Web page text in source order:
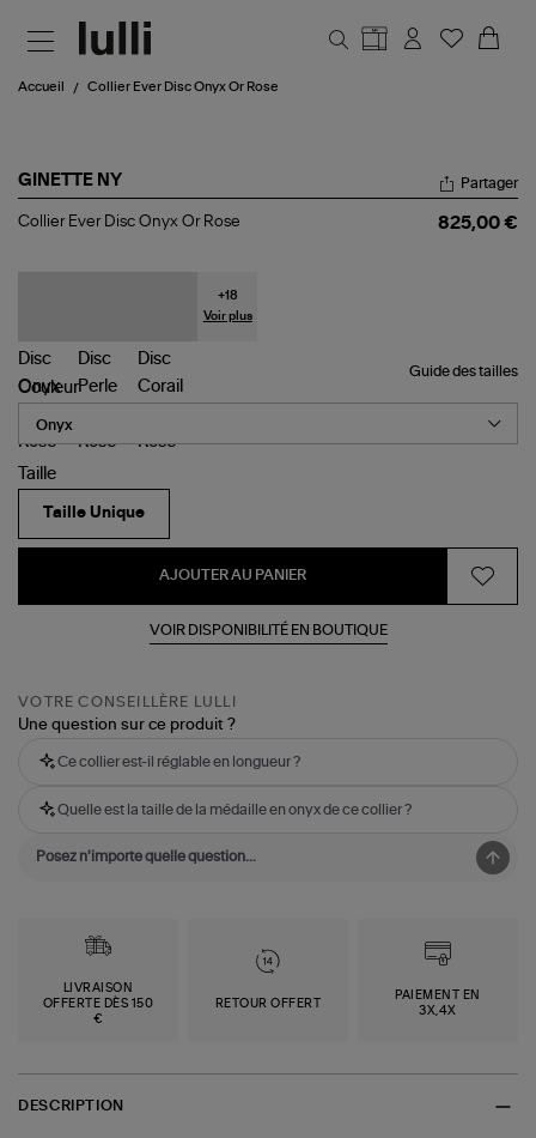
Accueil Collier Ever Disc Onyx Or Rose
GINETTE NY
Collier
Partager
Collier Ever Disc Onyx Or Rose 825,00 €
+18
Voir plus
Guide des tailles
Couleur
Taille
Taille Unique
AJOUTER AU PANIER
VOIR DISPONIBILITÉ EN BOUTIQUE
VOTRE CONSEILLÈRE LULLI
Une question sur ce produit ?
Ce collier est-il réglable en longueur ?
Quelle est la taille de la médaille en onyx de ce collier ?
LIVRAISON
OFFERTE DÈS 150
€
RETOUR OFFERT
PAIEMENT EN
3X,4X
DESCRIPTION